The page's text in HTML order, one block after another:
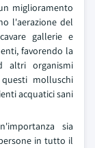
miglioramento
l'aerazione del
gallerie e
favorendo la
altri organismi
molluschi
acquatici sani
sia
in tutto il